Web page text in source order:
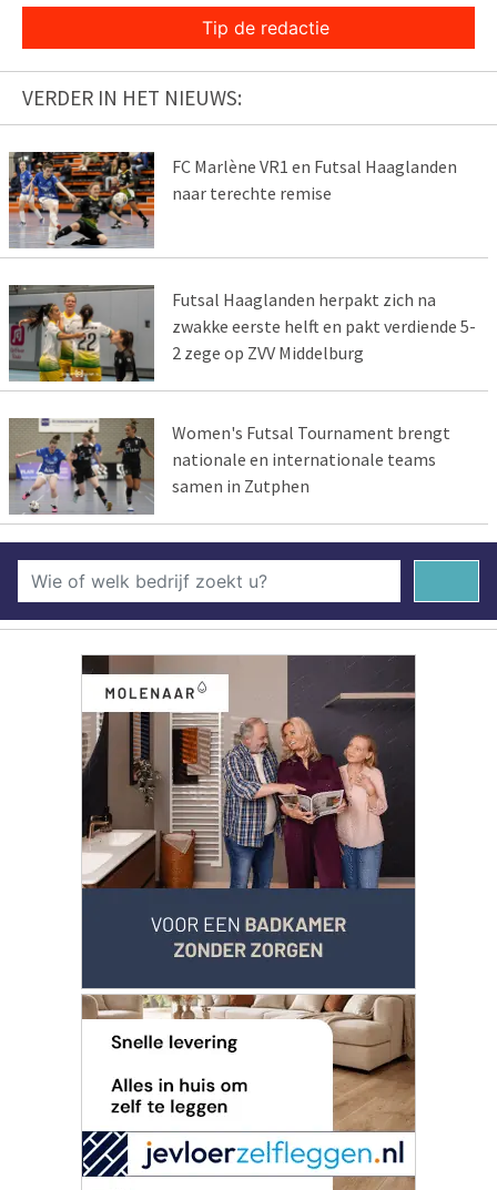
Tip de redactie
VERDER IN HET NIEUWS:
FC Marlène VR1 en Futsal Haaglanden
naar terechte remise
Futsal Haaglanden herpakt zich na
zwakke eerste helft en pakt verdiende 5-
2 zege op ZVV Middelburg
Women's Futsal Tournament brengt
nationale en internationale teams
samen in Zutphen